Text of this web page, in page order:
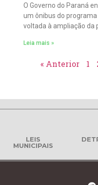
O Governo do Paraná
um ônibus do
voltada à ampliação da
Leia mais »
« Anterior 1
LEIS
MUNICIPAIS